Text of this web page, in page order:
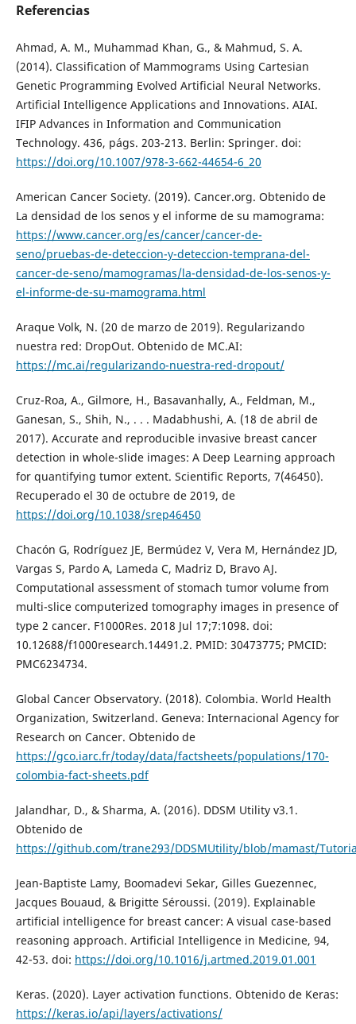
Referencias
Ahmad, A. M., Muhammad Khan, G., & Mahmud, S. A.
(2014). Classification of Mammograms Using Cartesian
Genetic Programming Evolved Artificial Neural Networks.
Artificial Intelligence Applications and Innovations. AIAI.
IFIP Advances in Information and Communication
Technology. 436, págs. 203-213. Berlin: Springer. doi:
https://doi.org/10.1007/978-3-662-44654-6_20
American Cancer Society. (2019). Cancer.org. Obtenido de
La densidad de los senos y el informe de su mamograma:
https://www.cancer.org/es/cancer/cancer-de-
seno/pruebas-de-deteccion-y-deteccion-temprana-del-
cancer-de-seno/mamogramas/la-densidad-de-los-senos-y-
el-informe-de-su-mamograma.html
Araque Volk, N. (20 de marzo de 2019). Regularizando
nuestra red: DropOut. Obtenido de MC.AI:
https://mc.ai/regularizando-nuestra-red-dropout/
Cruz-Roa, A., Gilmore, H., Basavanhally, A., Feldman, M.,
Ganesan, S., Shih, N., . . . Madabhushi, A. (18 de abril de
2017). Accurate and reproducible invasive breast cancer
detection in whole-slide images: A Deep Learning approach
for quantifying tumor extent. Scientific Reports, 7(46450).
Recuperado el 30 de octubre de 2019, de
https://doi.org/10.1038/srep46450
Chacón G, Rodríguez JE, Bermúdez V, Vera M, Hernández JD,
Vargas S, Pardo A, Lameda C, Madriz D, Bravo AJ.
Computational assessment of stomach tumor volume from
multi-slice computerized tomography images in presence of
type 2 cancer. F1000Res. 2018 Jul 17;7:1098. doi:
10.12688/f1000research.14491.2. PMID: 30473775; PMCID:
PMC6234734.
Global Cancer Observatory. (2018). Colombia. World Health
Organization, Switzerland. Geneva: Internacional Agency for
Research on Cancer. Obtenido de
https://gco.iarc.fr/today/data/factsheets/populations/170-
colombia-fact-sheets.pdf
Jalandhar, D., & Sharma, A. (2016). DDSM Utility v3.1.
Obtenido de
https://github.com/trane293/DDSMUtility/blob/mamast/
Jean-Baptiste Lamy, Boomadevi Sekar, Gilles Guezennec,
Jacques Bouaud, & Brigitte Séroussi. (2019). Explainable
artificial intelligence for breast cancer: A visual case-based
reasoning approach. Artificial Intelligence in Medicine, 94,
42-53. doi: https://doi.org/10.1016/j.artmed.2019.01.001
Keras. (2020). Layer activation functions. Obtenido de Keras:
https://keras.io/api/layers/activations/